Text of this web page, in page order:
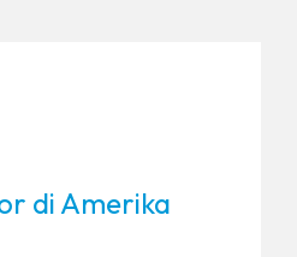
di Amerika